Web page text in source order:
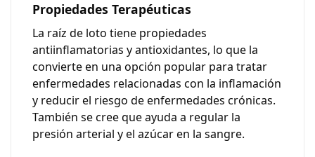
Propiedades Terapéuticas
La raíz de loto tiene propiedades
antiinflamatorias y antioxidantes, lo que la
convierte en una opción popular para tratar
enfermedades relacionadas con la inflamación
y reducir el riesgo de enfermedades crónicas.
También se cree que ayuda a regular la
presión arterial y el azúcar en la sangre.